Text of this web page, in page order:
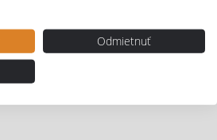
Odmietnuť